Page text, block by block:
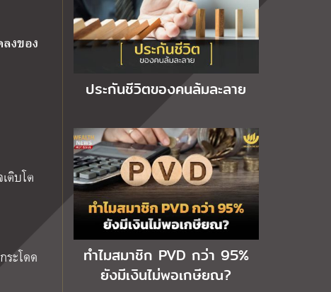
งของ
ติบโต
ระโดด
ประกันชีวิตของคนล้มละลาย
ทำไมสมาชิก PVD กว่า 95%
ยังมีเงินไม่พอเกษียณ?